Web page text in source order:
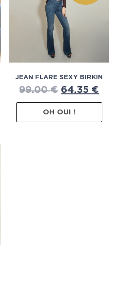
JEAN FLARE SEXY BIRKIN
99.00€ 64.35 €
OH OUI !